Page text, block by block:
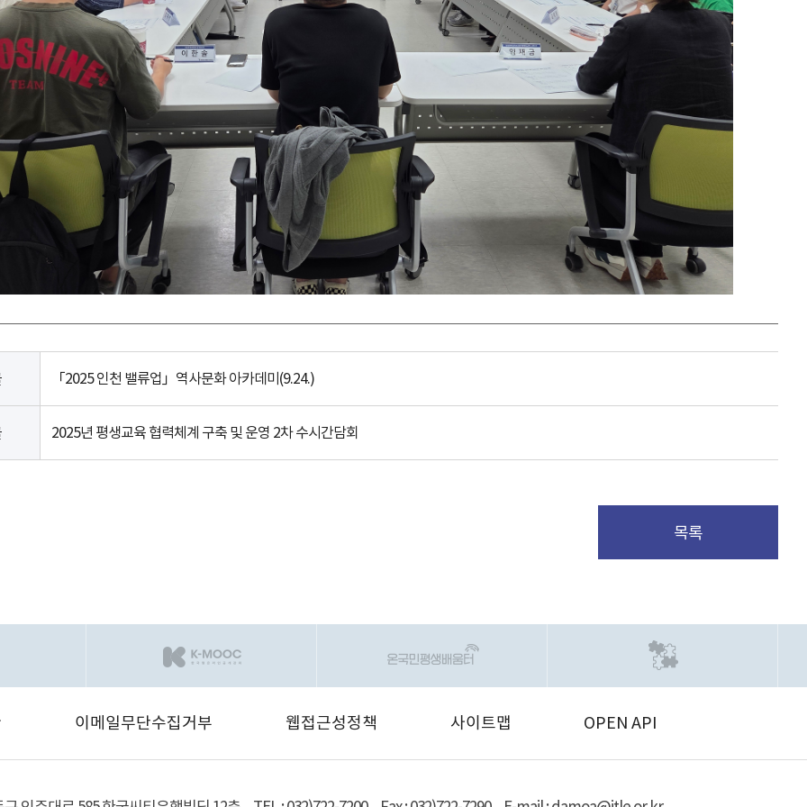
「2025 인천 밸류업」역사문화 아카데미(9.24.)
2025년 평생교육 협력체계 구축 및 운영 2차 수시간담회
목록
이메일무단수집거부 웹접근성정책 사이트맵 OPEN API